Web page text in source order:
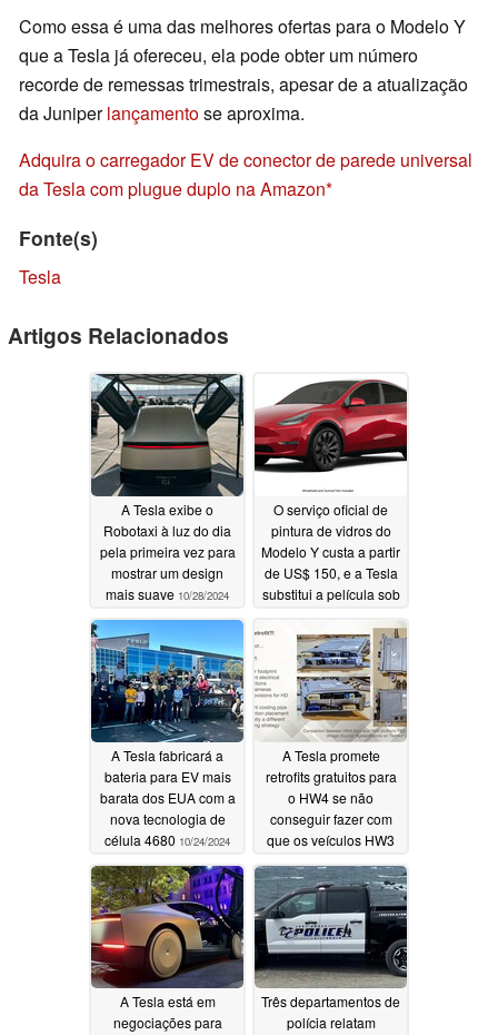
Como essa é uma das melhores ofertas para o Modelo Y
que a Tesla já ofereceu, ela pode obter um número
recorde de remessas trimestrais, apesar de a atualização
da Juniperlançamentose aproxima.
Adquira o carregador EV de conector de parede universal
da Tesla com plugue duplo na Amazon
Fonte(s)
Tesla
Artigos Relacionados
A Tesla exibe o
Robotaxi à luz do dia
pela primeira vez para
mostrar um design
mais suave 10/28/2024
O serviço oficial de
pintura de vidros do
Modelo Y custa a partir
de US$ 150, e a Tesla
substitui a película sob
10/25/2024
A Tesla fabricará a
bateria para EV mais
barata dos EUA com a
nova tecnologia de
célula 4680 10/24/2024
A Tesla promete
retrofits gratuitos para
o HW4 se não
conseguir fazer com
que os veículos HW3
executem o FSD não
supervisionado
10/24/2024
A Tesla está em
negociações para
Três departamentos de
polícia relatam